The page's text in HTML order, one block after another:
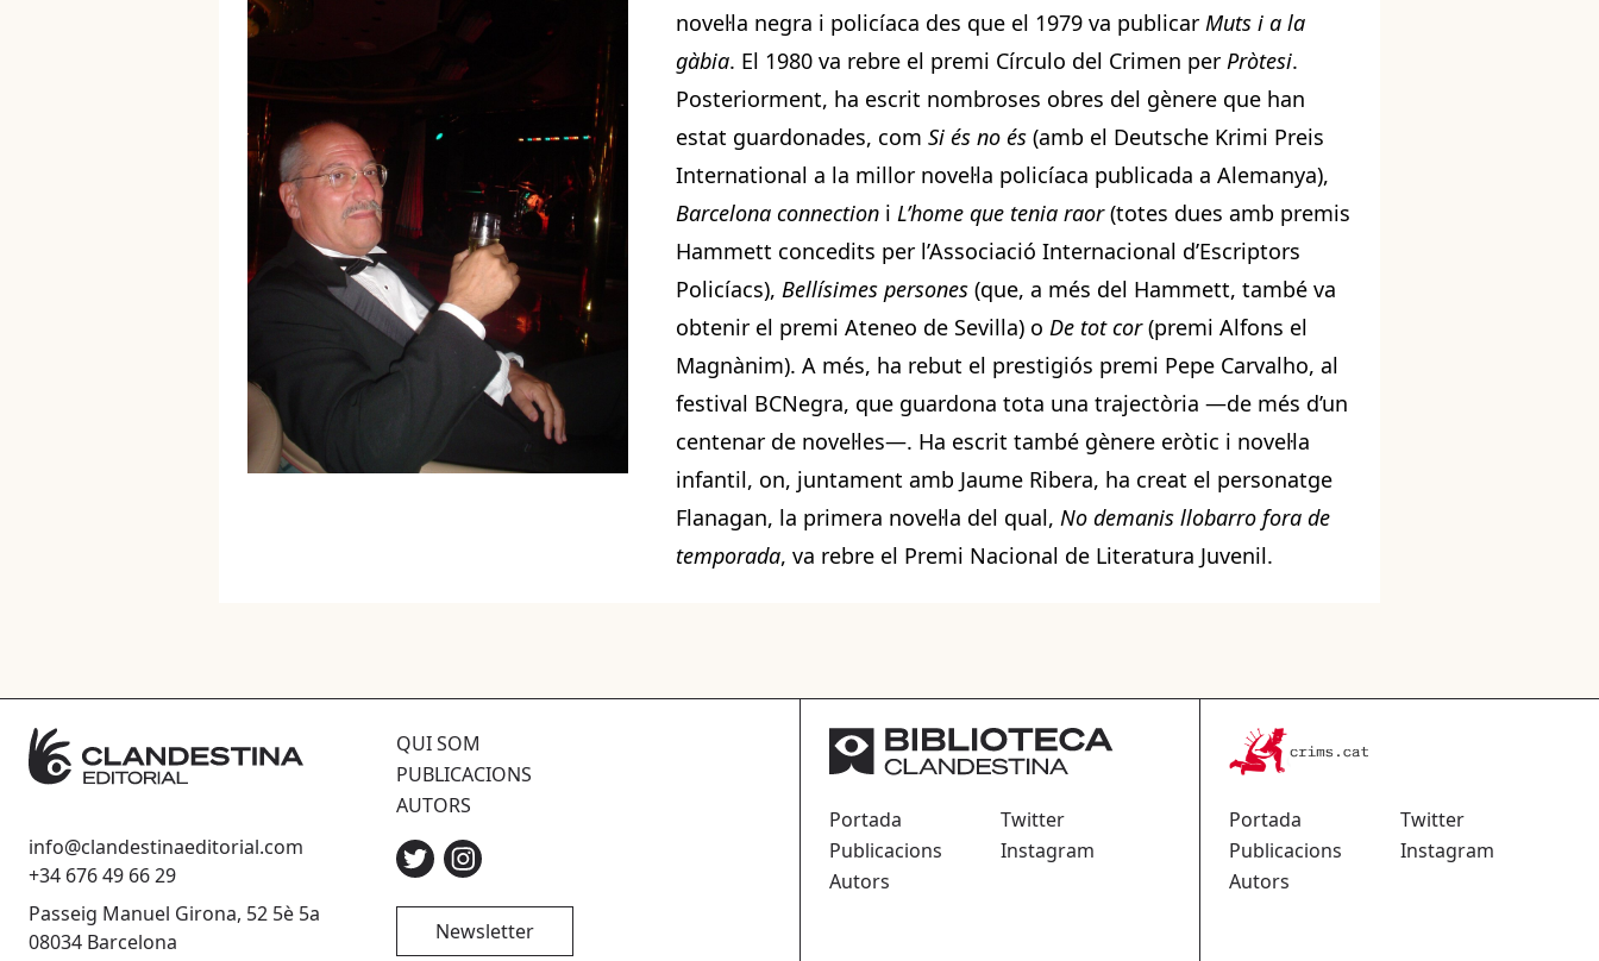
novel·la negra i policíaca des que el 1979 va publicar Muts i a la
gàbia. El 1980 va rebre el premi Círculo del Crimen per Pròtesi.
Posteriorment, ha escrit nombroses obres del gènere que han
estat guardonades, com Si és no és (amb el Deutsche Krimi Preis
International a la millor novel·la policíaca publicada a Alemanya),
Barcelona connection i L’home que tenia raor(totes dues amb premis
Hammett concedits per l’Associació Internacional d’Escriptors
Policíacs), Bellísimes persones (que, a més del Hammett, també va
obtenir el premi Ateneo de Sevilla) o De tot cor(premi Alfons el
Magnànim). A més, ha rebut el prestigiós premi Pepe Carvalho, al
festival BCNegra, que guardona tota una trajectòria —de més d’un
centenar de novel·les—. Ha escrit també gènere eròtic i novel·la
infantil, on, juntament amb Jaume Ribera, ha creat el personatge
Flanagan, la primera novel·la del qual, No demanis llobarro fora de
temporada, va rebre el Premi Nacional de Literatura Juvenil.
info@clandestinaeditorial.com
+34 676 49 66 29
Passeig Manuel Girona, 52 5è 5a
08034 Barcelona
QUI SOM
PUBLICACIONS
AUTORS
Newsletter
Portada
Publicacions
Autors
Twitter
Instagram
Portada
Publicacions
Autors
Twitter
Instagram